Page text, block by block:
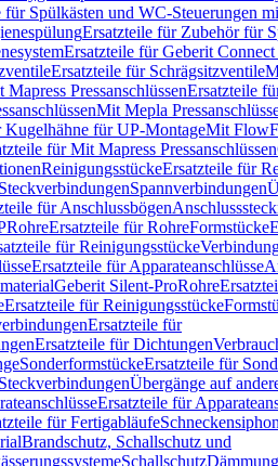
für Spülkästen und WC-Steuerungen
Ersatzteile für Zubehör für
Ersatzteile für Geberit
Ersatzteile für Schrägsitzventile
Mapress PressanschlüssenErsatzteile
Mit Mepla
Kugelhähne für UP-MontageMit
für Mit Mapress Pressanschlüssen
ReinigungsstückeErsatzteile für
Spannverbindungen
für Anschlussbögen
RohreErsatzteile für RohreFormstücke
für Reinigungsstücke
Ersatzteile für Apparateanschlüsse
Geberit Silent-ProRohre
Ersatzteile für Reinigungsstücke
Ersatzteile für
Ersatzteile für Dichtungen
SonderformstückeErsatzteile für
Übergänge auf
Ersatzteile für
für Fertigabläufe
Brandschutz, Schallschutz und
Schallschutz